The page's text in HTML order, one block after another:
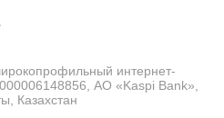
интернет-
АО «Kaspi Bank»,
Казахстан